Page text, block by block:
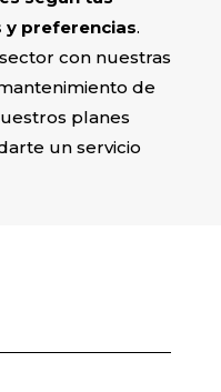
y preferencias.
con nuestras
de
planes
un servicio